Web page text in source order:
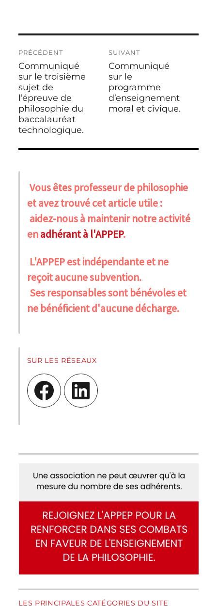
de
l’article
PRÉCÉDENT
Publication
précédente :
Communiqué
sur le troisième
sujet de
l’épreuve de
philosophie du
baccalauréat
technologique.
SUIVANT
Publication
suivante :
Communiqué
sur le
programme
d’enseignement
moral et civique.
Vous êtes professeur de philosophie
et avez trouvé cet article utile :
aidez-nous à maintenir notre activité
enadhérant à l'APPEP.
L'APPEP est indépendante et ne
reçoit aucune subvention.
Ses responsables sont bénévoles et
ne bénéficient d'aucune décharge.
SUR LES RÉSEAUX
Facebook LinkedIn
LES PRINCIPALES CATÉGORIES DU SITE